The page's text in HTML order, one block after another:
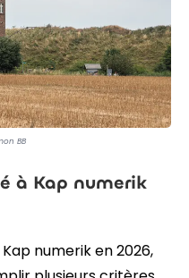
BB
à Kap numerik
numerik en 2026,